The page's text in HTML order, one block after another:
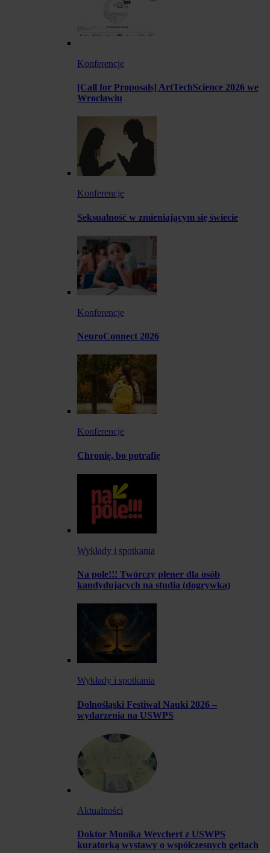
Konferencje
[Call for Proposals] ArtTechScience 2026 we
Wrocławiu
Konferencje
Seksualność w zmieniającym się świecie
Konferencje
NeuroConnect 2026
Konferencje
Chronię, bo potrafię
Wykłady i spotkania
Na pole!!! Twórczy plener dla osób
kandydujących na studia (dogrywka)
Wykłady i spotkania
Dolnośląski Festiwal Nauki 2026 –
wydarzenia na USWPS
Aktualności
Doktor Monika Weychert z USWPS
kuratorką wystawy o współczesnych gettach